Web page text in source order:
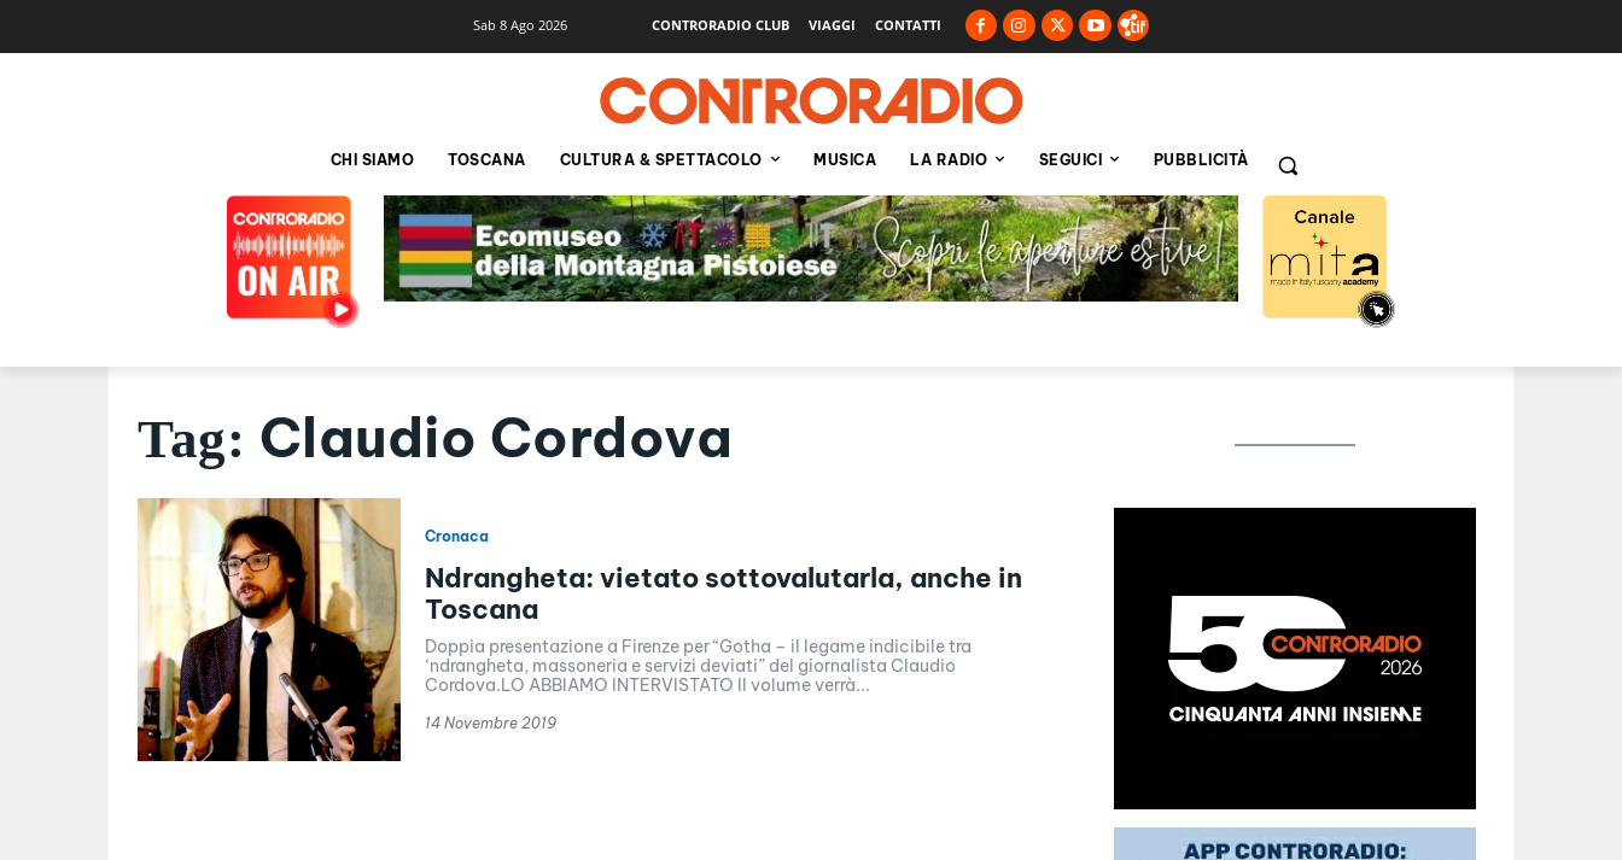
Sab 8 Ago 2026 CONTRORADIO CLUB VIAGGI CONTATTI
CHI SIAMO TOSCANA CULTURA & SPETTACOLO MUSICA LA RADIO SEGUICI PUBBLICITÀ
Tag: Claudio Cordova
Cronaca
Ndrangheta: vietato sottovalutarla, anche in
Toscana
Doppia presentazione a Firenze per “Gotha – il legame indicibile tra
‘ndrangheta, massoneria e servizi deviati” del giornalista Claudio
Cordova.LO ABBIAMO INTERVISTATO Il volume verrà...
14 Novembre 2019